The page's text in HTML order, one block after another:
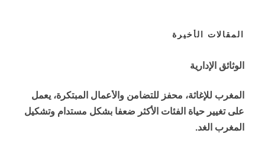
المقالات الأخيرة
الوثائق الإدارية
المغرب للإغاثة، محفز للتضامن والأعمال المبتكرة، يعمل
على تغيير حياة الفئات الأكثر ضعفا بشكل مستدام وتشكيل
المغرب الغد.